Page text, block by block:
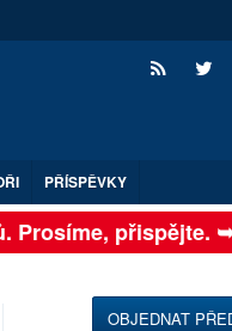
PŘÍSPĚVKY
přispějte. ➥
OBJEDNAT